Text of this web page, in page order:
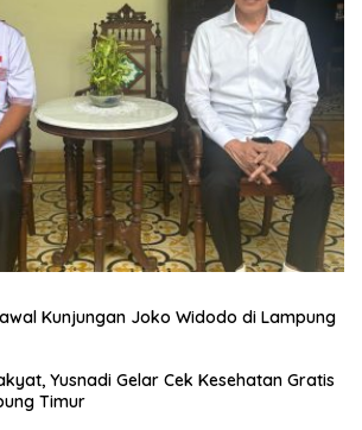
Kunjungan Joko Widodo di Lampung
Yusnadi Gelar Cek Kesehatan Gratis
Timur